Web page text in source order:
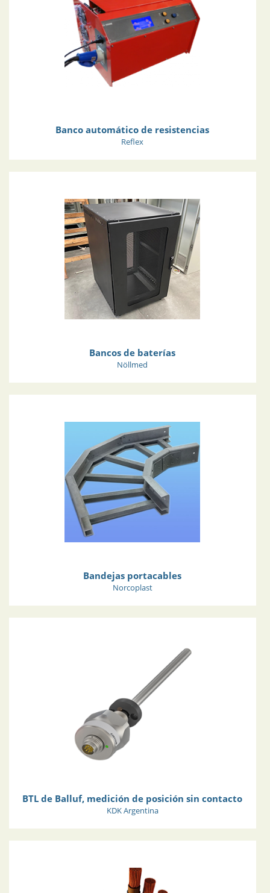
Banco automático de resistencias
Reflex
Bancos de baterías
Nöllmed
Bandejas portacables
Norcoplast
BTL de Balluf, medición de posición sin contacto
KDK Argentina